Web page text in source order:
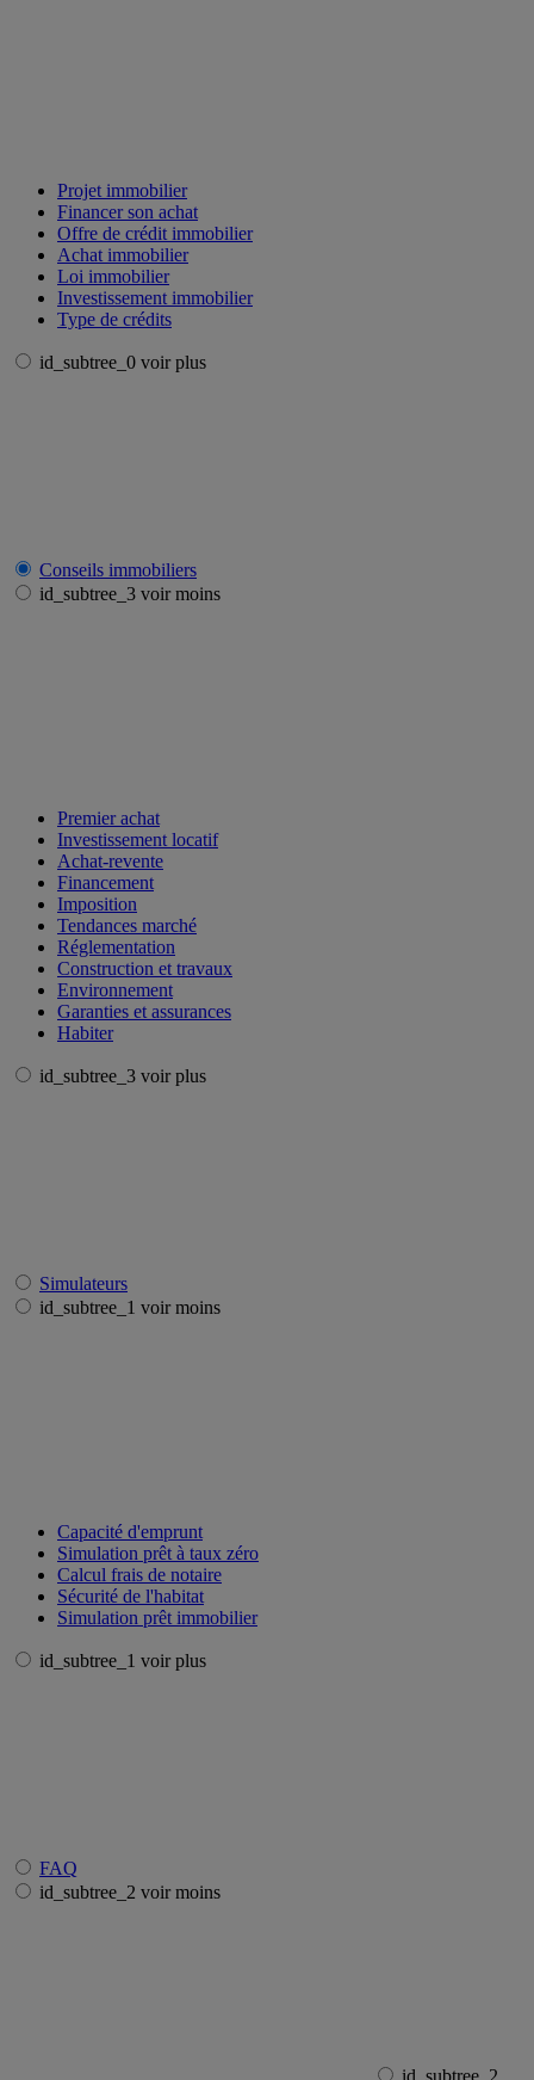
Projet immobilier
Financer son achat
Offre de crédit immobilier
Achat immobilier
Loi immobilier
Investissement immobilier
Type de crédits
id_subtree_0 voir plus
Conseils immobiliers
id_subtree_3 voir moins
Premier achat
Investissement locatif
Achat-revente
Financement
Imposition
Tendances marché
Réglementation
Construction et travaux
Environnement
Garanties et assurances
Habiter
id_subtree_3 voir plus
Simulateurs
id_subtree_1 voir moins
Capacité d'emprunt
Simulation prêt à taux zéro
Calcul frais de notaire
Sécurité de l'habitat
Simulation prêt immobilier
id_subtree_1 voir plus
FAQ
id_subtree_2 voir moins
id_subtree_2